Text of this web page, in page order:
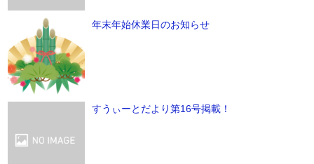
年末年始休業日のお知らせ
すうぃーとだより第16号掲載！